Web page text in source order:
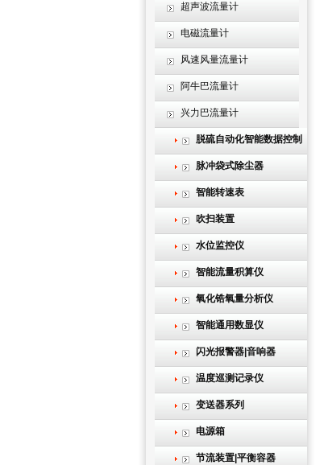
超声波流量计
电磁流量计
风速风量流量计
阿牛巴流量计
兴力巴流量计
脱硫自动化智能数据控制
系统 脉冲袋式除尘器
智能转速表
吹扫装置
水位监控仪
智能流量积算仪
氧化锆氧量分析仪
智能通用数显仪
闪光报警器|音响器
温度巡测记录仪
变送器系列
电源箱
节流装置|平衡容器